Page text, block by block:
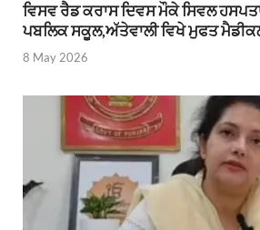
ਵਿਸਵ ਰੈਡ ਕਰਾਸ ਦਿਵਸ ਮੌਕੇ ਸਿਵਲ
ਪਬਲਿਕ ਸਕੂਲ,ਅੱਤੇਵਾਲੀ ਵਿਖੇ ਮੁਫਤ
8 May 2026